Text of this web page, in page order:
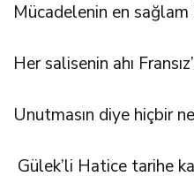
Mücadelenin en sağlam
Her salisenin ahı
Unutmasın diye hiçbir
Gülek’li Hatice